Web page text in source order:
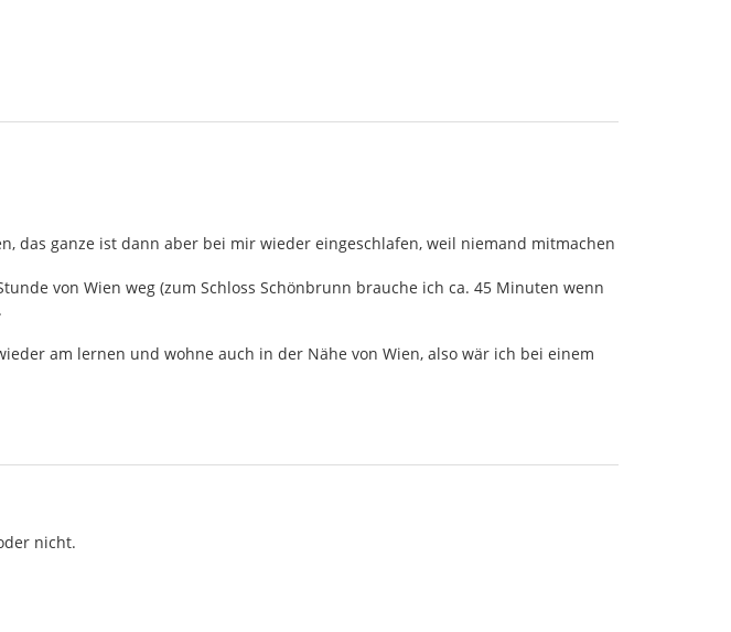
das ganze ist dann aber bei mir wieder eingeschlafen, weil niemand mitmachen
von Wien weg (zum Schloss Schönbrunn brauche ich ca. 45 Minuten wenn
am lernen und wohne auch in der Nähe von Wien, also wär ich bei einem
nicht.